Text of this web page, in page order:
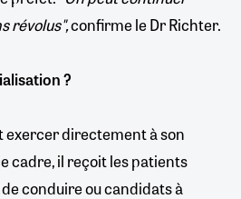
révolus",confirme le Dr Richter.
?
exercer directement à son
cadre, il reçoit les patients
conduire ou candidats à